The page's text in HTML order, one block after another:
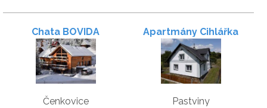
Chata BOVIDA
Čenkovice
Apartmány Cihlářka
Pastviny